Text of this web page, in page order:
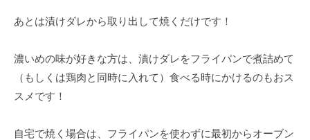
あとは漬けダレから取り出して焼くだけです！
濃いめの味が好きな方は、漬けダレをフライパンで煮詰めて
（もしくは鶏肉と同時に入れて）食べる時にかけるのもおス
スメです！
自宅で焼く場合は、フライパンを使わずに最初からオーブン